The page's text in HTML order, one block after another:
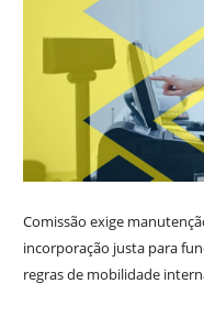
Comissão exige
incorporação justa para
regras de mobilidade